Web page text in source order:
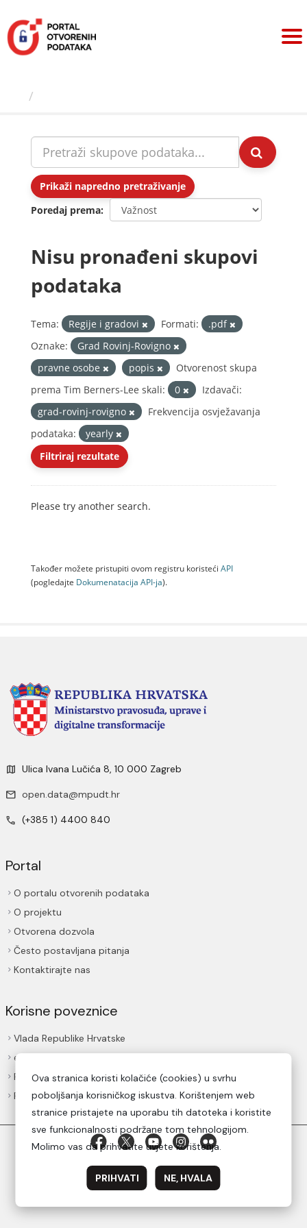
sadržaj
Prikaži napredno pretraživanje
Poredaj prema
Nisu pronađeni skupovi
podataka
Tema: Regije i gradovi Formati:
.pdf
Oznake:
Grad Rovinj-Rovigno
pravne osobe
popis
Otvorenost skupa
prema Tim Berners-Lee skali:
0
Izdavači:
grad-rovinj-rovigno
Frekvencija osvježavanja
podataka:
yearly
Filtriraj rezultate
Please try another search.
Također možete pristupiti ovom registru koristeći API
(pogledajte Dokumenаtаcijа API-jа).